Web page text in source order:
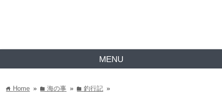
MENU
home Home » folder海の事 » folder釣行記 »